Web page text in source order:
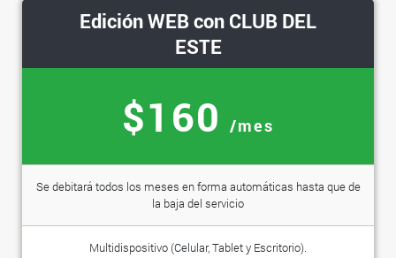
Edición WEB con CLUB DEL
ESTE
$160 /mes
Se debitará todos los meses en forma automáticas hasta que de
la baja del servicio
Multidispositivo (Celular, Tablet y Escritorio).